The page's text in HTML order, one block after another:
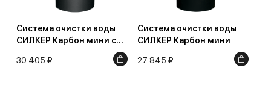
Система очистки воды
СИЛКЕР Карбон мини с
защитой от конденсата
30 405 ₽
Система очистки воды
СИЛКЕР Карбон мини
27 845 ₽